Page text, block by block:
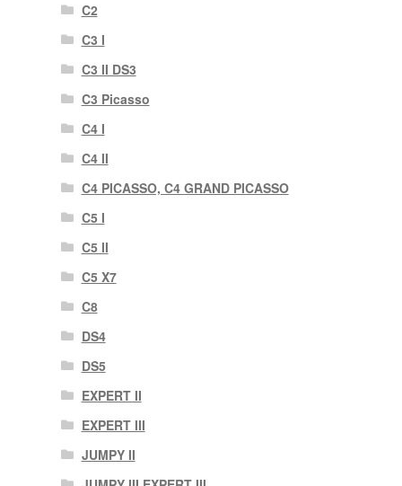
C2
C3 I
C3 II DS3
C3 Picasso
C4 I
C4 II
C4 PICASSO, C4 GRAND PICASSO
C5 I
C5 II
C5 X7
C8
DS4
DS5
EXPERT II
EXPERT III
JUMPY II